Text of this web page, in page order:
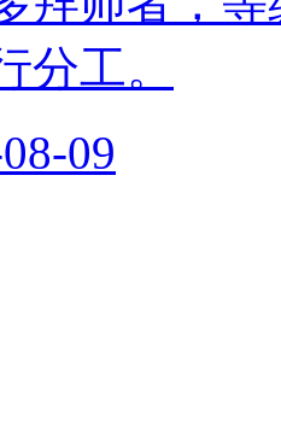
分工。
09